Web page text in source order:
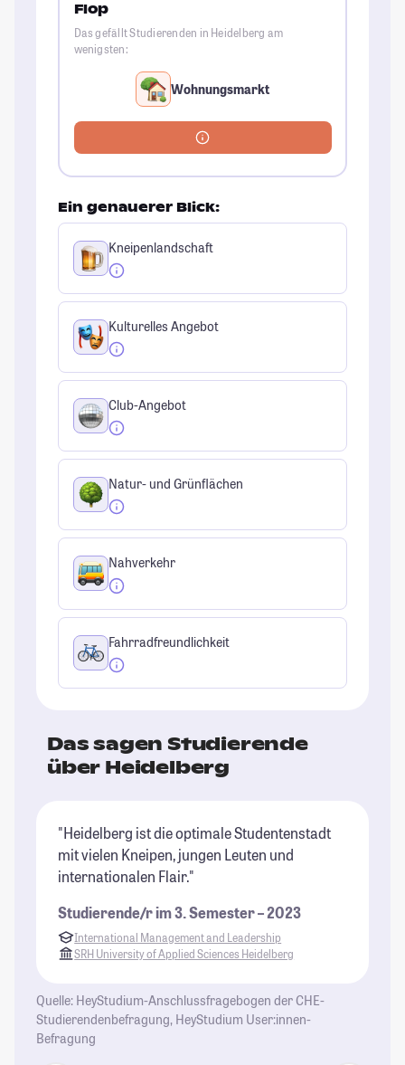
Flop
Das gefällt Studierenden in Heidelberg am
wenigsten:
Wohnungsmarkt
Ein genauerer Blick:
Kneipenlandschaft
Kulturelles Angebot
Club-Angebot
Natur- und Grünflächen
Nahverkehr
Fahrradfreundlichkeit
Das sagen Studierende
über Heidelberg
"Heidelberg ist die optimale Studentenstadt
mit vielen Kneipen, jungen Leuten und
internationalen Flair."
Studierende/r im 3. Semester – 2023
International Management and Leadership
SRH University of Applied Sciences Heidelberg
Quelle: HeyStudium-Anschlussfragebogen der CHE-
Studierendenbefragung, HeyStudium User:innen-
Befragung